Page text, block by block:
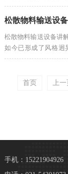
中引入最新的密闭粉
上应注意...
松散物料输送设
松散物料输送设备讲
如今已形成了风格迥
送、真空输送、桶式
首页
上一
手机：15221904926